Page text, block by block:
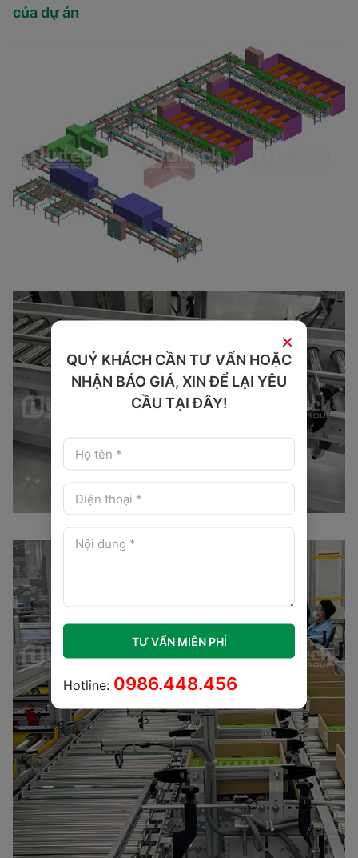
của dự án
×
QUÝ KHÁCH CẦN TƯ VẤN HOẶC
NHẬN BÁO GIÁ, XIN ĐỂ LẠI YÊU
CẦU TẠI ĐÂY!
TƯ VẤN MIỄN PHÍ
Hotline: 0986.448.456